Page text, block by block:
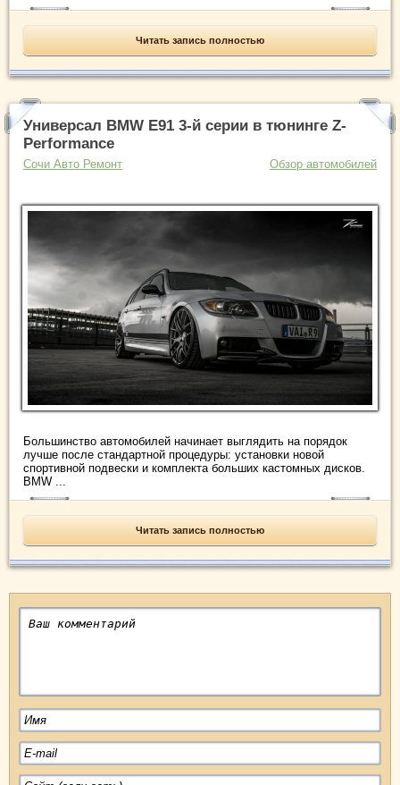
Читать запись полностью
Универсал BMW E91 3-й серии в тюнинге Z-
Performance
Сочи Авто Ремонт Обзор автомобилей
Большинство автомобилей начинает выглядить на порядок
лучше после стандартной процедуры: установки новой
спортивной подвески и комплекта больших кастомных дисков.
BMW ...
Читать запись полностью